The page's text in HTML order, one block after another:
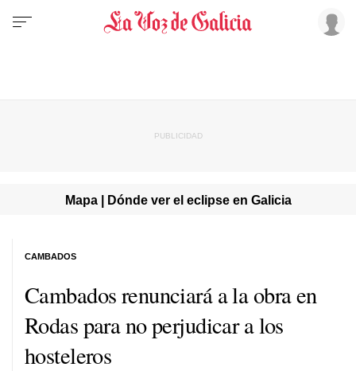
Mapa | Dónde ver el eclipse en Galicia
Cambados renunciará a la obra en
Rodas para no perjudicar a los
hosteleros
CAMBADOS